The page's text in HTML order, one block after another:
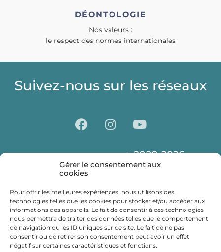
Gérer le consentement aux
cookies
Pour offrir les meilleures expériences, nous utilisons des
technologies telles que les cookies pour stocker et/ou accéder aux
informations des appareils. Le fait de consentir à ces technologies
nous permettra de traiter des données telles que le comportement
de navigation ou les ID uniques sur ce site. Le fait de ne pas
consentir ou de retirer son consentement peut avoir un effet
négatif sur certaines caractéristiques et fonctions.
DÉONTOLOGIE
Nos valeurs :
le respect des normes internationales
Suivez-nous sur les réseaux
© Centre Laser CLIPP Paris2009-2026
Déontologie
RESTONS EN